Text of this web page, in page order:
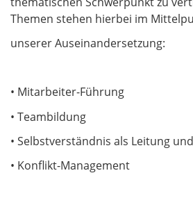
Themen stehen hierbei im
unserer Auseinandersetzung:
• Mitarbeiter-Führung
• Teambildung
• Selbstverständnis als Leitung
• Konflikt-Management